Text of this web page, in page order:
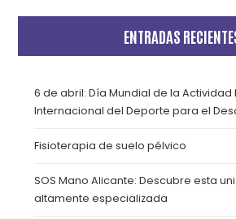
ENTRADAS
6 de abril: Día Mundial de la Actividad
Internacional del Deporte para el
Fisioterapia de suelo pélvico
SOS Mano Alicante: Descubre esta
altamente especializada